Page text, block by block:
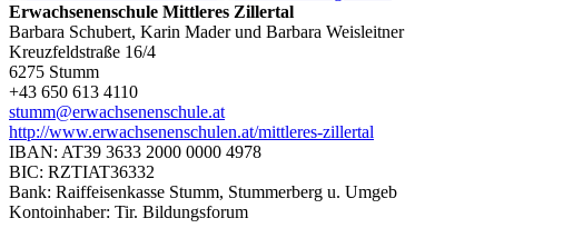
Erwachsenenschule Mittleres Zillertal
Barbara Schubert, Karin Mader und Barbara Weisleitner
Kreuzfeldstraße 16/4
6275 Stumm
+43 650 613 4110
stumm@erwachsenenschule.at
http://www.erwachsenenschulen.at/mittleres-zillertal
IBAN: AT39 3633 2000 0000 4978
BIC: RZTIAT36332
Bank: Raiffeisenkasse Stumm, Stummerberg u. Umgeb
Kontoinhaber: Tir. Bildungsforum